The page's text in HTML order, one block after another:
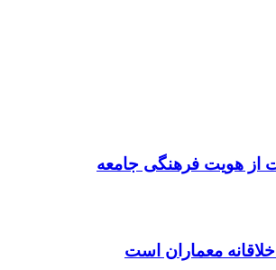
از هویت فرهنگی جامعه
معماران است